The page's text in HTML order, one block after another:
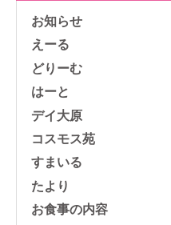
お知らせ
えーる
どりーむ
はーと
デイ大原
コスモス苑
すまいる
たより
お食事の内容